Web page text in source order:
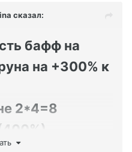
сказал:
бафф на
на +300% к
2*4=8